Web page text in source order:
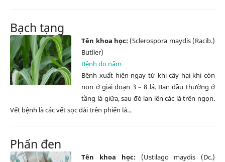
Bạch tạng
Tên khoa học: (Sclerospora maydis (Racib.)
Butller)
Bệnh do nấm
Bệnh xuất hiện ngay từ khi cây hại khi còn
non ở giai đoạn 3 – 8 lá. Ban đầu thường ở
tầng lá giữa, sau đó lan lên các lá trên ngọn.
Vết bệnh là các vết sọc dài trên phiến lá...
Phấn đen
Tên khoa học: (Ustilago maydis (Dc.)